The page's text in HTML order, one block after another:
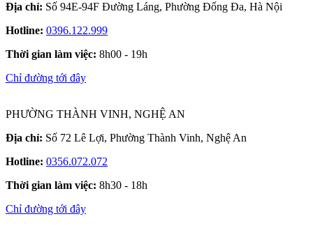
Địa chỉ: Số 94E-94F Đường Láng, Phường Đống Đa, Hà Nội
Hotline: 0396.122.999
Thời gian làm việc: 8h00 - 19h
Chỉ đường tới đây
PHƯỜNG THÀNH VINH, NGHỆ AN
Địa chỉ: Số 72 Lê Lợi, Phường Thành Vinh, Nghệ An
Hotline: 0356.072.072
Thời gian làm việc: 8h30 - 18h
Chỉ đường tới đây